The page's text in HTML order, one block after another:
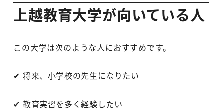
上越教育大学が向いている人
この大学は次のような人におすすめです。
✔ 将来、小学校の先生になりたい
✔ 教育実習を多く経験したい